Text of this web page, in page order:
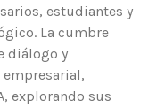
estudiantes y
La cumbre
diálogo y
explorando sus